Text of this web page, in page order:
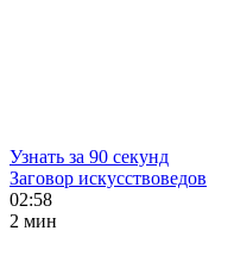
Узнать за 90 секунд
Заговор искусствоведов
02:58
2 мин